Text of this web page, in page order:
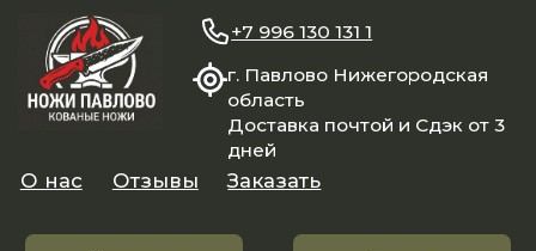
область
Доставка почтой и Сдэк от 3
Поиск
Каталог
Заказать
+7 996 130 131 1